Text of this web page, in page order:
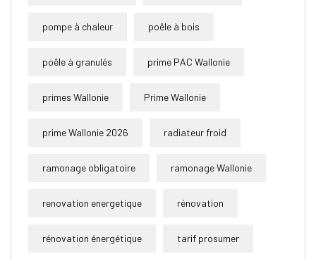
pompe à chaleur poêle à bois
poêle à granulés prime PAC Wallonie
primes Wallonie Prime Wallonie
prime Wallonie 2026 radiateur froid
ramonage obligatoire ramonage Wallonie
renovation energetique rénovation
rénovation énergétique tarif prosumer